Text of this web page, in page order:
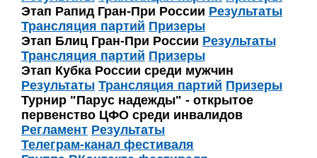
Этап Рапид Гран-При России Результаты
Трансляция партий Призеры
Этап Блиц Гран-При России Результаты
Трансляция партий Призеры
Этап Кубка России среди мужчин
Результаты Трансляция партий Призеры
Турнир "Парус надежды" - открытое
первенство ЦФО среди инвалидов
Регламент Результаты
Телеграм-канал фестиваля